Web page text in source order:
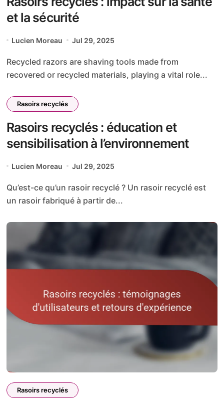
et la sécurité
Lucien Moreau Jul 29, 2025
Recycled razors are shaving tools made from
recovered or recycled materials, playing a vital role...
Rasoirs recyclés
Rasoirs recyclés : éducation et
sensibilisation à l’environnement
Lucien Moreau Jul 29, 2025
Qu’est-ce qu’un rasoir recyclé ? Un rasoir recyclé est
un rasoir fabriqué à partir de...
Rasoirs recyclés